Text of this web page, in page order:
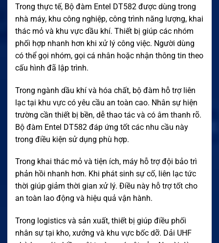
Trong thực tế, Bộ đàm Entel DT582 được dùng trong
nhà máy, khu công nghiệp, công trình năng lượng, khai
thác mỏ và khu vực dầu khí. Thiết bị giúp các nhóm
phối hợp nhanh hơn khi xử lý công việc. Người dùng
có thể gọi nhóm, gọi cá nhân hoặc nhận thông tin theo
cấu hình đã lập trình.
Trong ngành dầu khí và hóa chất, bộ đàm hỗ trợ liên
lạc tại khu vực có yêu cầu an toàn cao. Nhân sự hiện
trường cần thiết bị bền, dễ thao tác và có âm thanh rõ.
Bộ đàm Entel DT582 đáp ứng tốt các nhu cầu này
trong điều kiện sử dụng phù hợp.
Trong khai thác mỏ và tiện ích, máy hỗ trợ đội bảo trì
phản hồi nhanh hơn. Khi phát sinh sự cố, liên lạc tức
thời giúp giảm thời gian xử lý. Điều này hỗ trợ tốt cho
an toàn lao động và hiệu quả vận hành.
Trong logistics và sản xuất, thiết bị giúp điều phối
nhân sự tại kho, xưởng và khu vực bốc dỡ. Dải UHF